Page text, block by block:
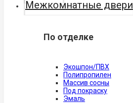
Межкомнатные двери
По отделке
Экошпон/ПВХ
Полипропилен
Массив сосны
Под покраску
Эмаль